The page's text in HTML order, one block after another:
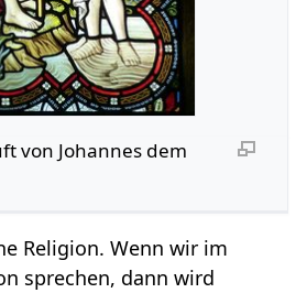
von Johannes dem
Religion. Wenn wir im
sprechen, dann wird